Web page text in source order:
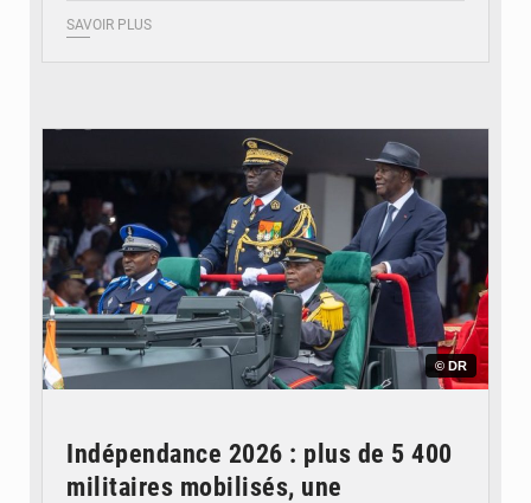
SAVOIR PLUS
© DR
Indépendance 2026 : plus de 5 400
militaires mobilisés, une